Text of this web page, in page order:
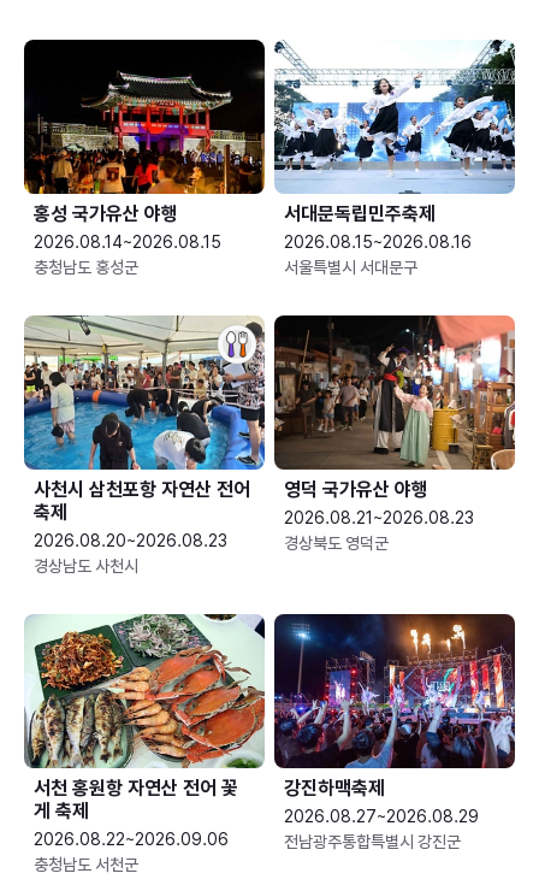
홍성 국가유산 야행
2026.08.14~2026.08.15
충청남도 홍성군
서대문독립민주축제
2026.08.15~2026.08.16
서울특별시 서대문구
사천시 삼천포항 자연산 전어
축제
2026.08.20~2026.08.23
경상남도 사천시
영덕 국가유산 야행
2026.08.21~2026.08.23
경상북도 영덕군
서천 홍원항 자연산 전어 꽃
게 축제
2026.08.22~2026.09.06
충청남도 서천군
강진하맥축제
2026.08.27~2026.08.29
전남광주통합특별시 강진군